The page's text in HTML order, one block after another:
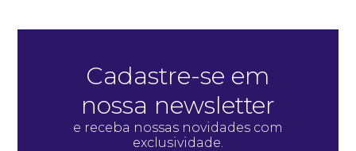
Cadastre-se em
nossa newsletter
e receba nossas novidades com
exclusividade.